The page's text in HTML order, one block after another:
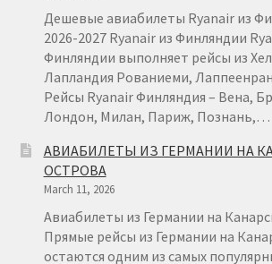
Дешевые авиабилеты Ryanair из
2026-2027 Ryanair из Финляндии
Финляндии выполняет рейсы из
Лапландия Рованиеми,
Рейсы Ryanair Финляндия – Вена,
Лондон, Милан, Париж, Познань,…
АВИАБИЛЕТЫ ИЗ ГЕРМАНИИ НА
ОСТРОВА
March 11, 2026
Авиабилеты из Германии на
Прямые рейсы из Германии на
остаются одним из самых